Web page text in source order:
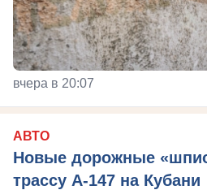
вчера в 20:07
АВТО
Новые дорожные
трассу А-147 на Кубани